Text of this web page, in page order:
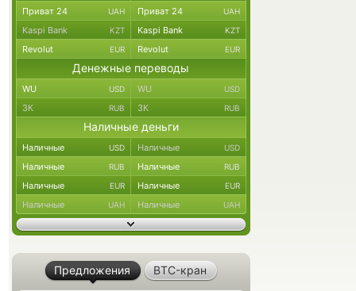
Приват 24 UAH Приват 24 UAH
Kaspi Bank KZT Kaspi Bank KZT
Revolut EUR Revolut EUR
Денежные переводы
WU USD WU USD
ЗК RUB ЗК RUB
Наличные деньги
Наличные USD Наличные USD
Наличные RUB Наличные RUB
Наличные EUR Наличные EUR
Наличные UAH Наличные UAH
Предложения BTC-кран